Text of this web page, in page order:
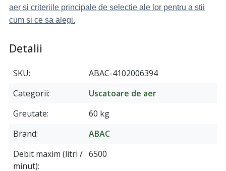
aer si criteriile principale de selectie ale lor pentru a stii
cum si ce sa alegi.
Detalii
SKU
ABAC-4102006394
Categorii
Uscatoare de aer
Greutate
60 kg
Brand
ABAC
Debit maxim (litri /
minut)
6500